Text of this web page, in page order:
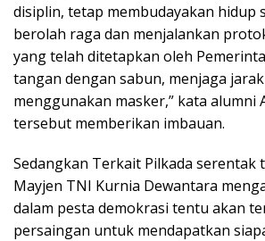
disiplin, tetap membudayakan hidup
berolah raga dan menjalankan
yang telah ditetapkan oleh
tangan dengan sabun, menjaga
menggunakan masker,” kata alumni
tersebut memberikan imbauan.
Sedangkan Terkait Pilkada serentak
Mayjen TNI Kurnia Dewantara
dalam pesta demokrasi tentu akan
persaingan untuk mendapatkan